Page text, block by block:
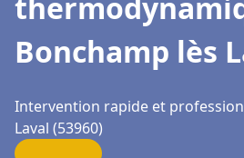
Bonchamp lès
Intervention rapide et
Laval (53960)